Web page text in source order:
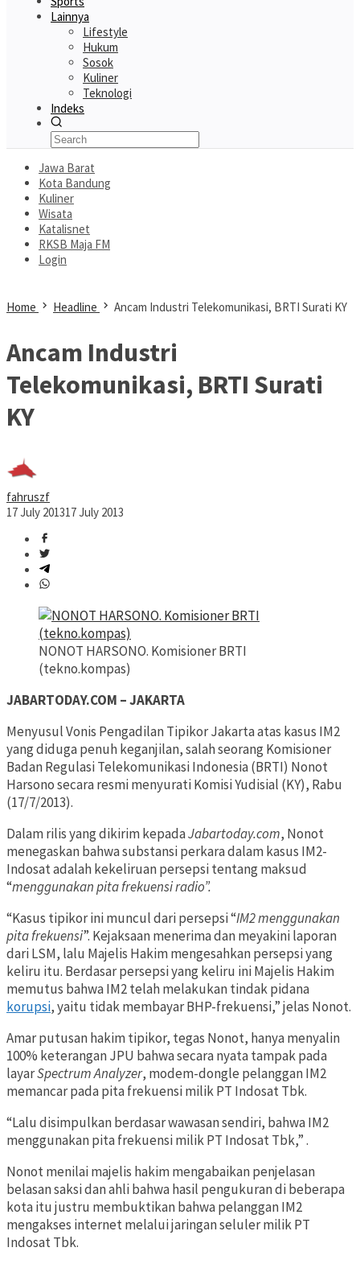
Lainnya
Lifestyle
Hukum
Sosok
Kuliner
Teknologi
Indeks
Jawa Barat
Kota Bandung
Kuliner
Wisata
Katalisnet
RKSB Maja FM
Login
Home Headline Ancam Industri Telekomunikasi, BRTI Surati KY
Ancam Industri
Telekomunikasi, BRTI Surati
KY
fahruszf
17 July 201317 July 2013
NONOT HARSONO. Komisioner BRTI
(tekno.kompas)
JABARTODAY.COM – JAKARTA
Menyusul Vonis Pengadilan Tipikor Jakarta atas kasus IM2
yang diduga penuh keganjilan, salah seorang Komisioner
Badan Regulasi Telekomunikasi Indonesia (BRTI) Nonot
Harsono secara resmi menyurati Komisi Yudisial (KY), Rabu
(17/7/2013).
Dalam rilis yang dikirim kepadaJabartoday.com, Nonot
menegaskan bahwa substansi perkara dalam kasus IM2-
Indosat adalah kekeliruan persepsi tentang maksud
“menggunakanpita frekuensi radio”.
“Kasus tipikor ini muncul dari persepsi “IM2 menggunakan
pita frekuensi”. Kejaksaan menerima dan meyakini laporan
dari LSM, lalu Majelis Hakim mengesahkan persepsi yang
keliru itu. Berdasar persepsi yang keliru ini Majelis Hakim
memutus bahwa IM2 telah melakukan tindak pidana
korupsi, yaitu tidak membayar BHP-frekuensi,” jelas Nonot.
Amar putusan hakim tipikor, tegas Nonot, hanya menyalin
100% keterangan JPU bahwa secara nyata tampak pada
layarSpectrum Analyzer, modem-dongle pelanggan IM2
memancar pada pita frekuensi milik PT Indosat Tbk.
“Lalu disimpulkan berdasar wawasan sendiri, bahwa IM2
menggunakan pita frekuensi milik PT Indosat Tbk,” .
Nonot menilai majelis hakim mengabaikan penjelasan
belasan saksi dan ahli bahwa hasil pengukuran di beberapa
kota itu justru membuktikan bahwa pelanggan IM2
mengakses internet melalui jaringan seluler milik PT
Indosat Tbk.